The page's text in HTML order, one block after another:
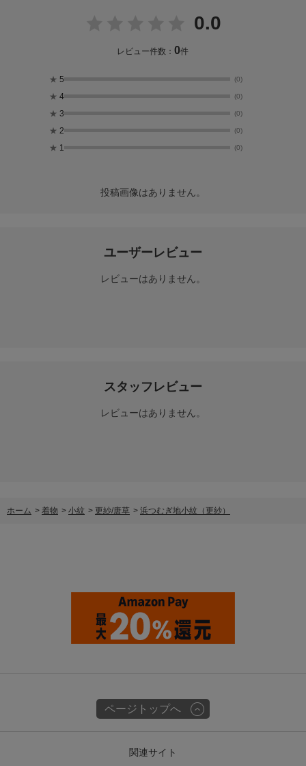
0.0
レビュー件数：0件
★ 5 (0)
★ 4 (0)
★ 3 (0)
★ 2 (0)
★ 1 (0)
投稿画像はありません。
ユーザーレビュー
レビューはありません。
スタッフレビュー
レビューはありません。
ホーム > 着物 > 小紋 > 更紗/唐草 > 浜つむぎ地小紋（更紗）
ページトップへ
関連サイト